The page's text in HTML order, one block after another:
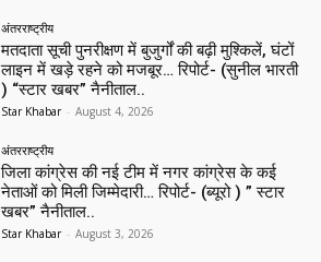
अंतरराष्ट्रीय
मतदाता सूची पुनरीक्षण में बुजुर्गों की बढ़ी मुश्किलें, घंटों
लाइन में खड़े रहने को मजबूर… रिपोर्ट- (सुनील भारती
) “स्टार खबर” नैनीताल..
Star Khabar - August 4, 2026
अंतरराष्ट्रीय
जिला कांग्रेस की नई टीम में नगर कांग्रेस के कई
नेताओं को मिली जिम्मेदारी… रिपोर्ट- (ब्यूरो ) ” स्टार
खबर” नैनीताल..
Star Khabar - August 3, 2026